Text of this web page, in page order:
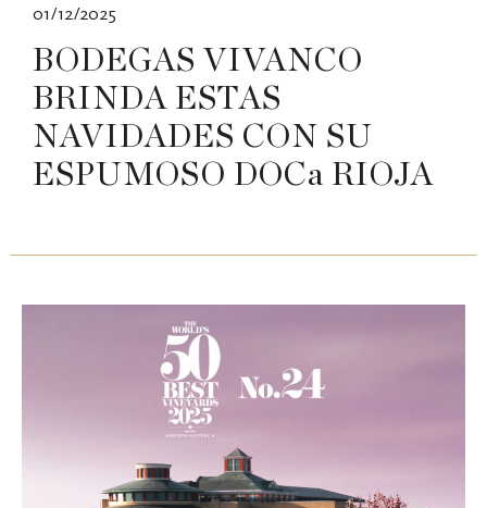
01/12/2025
BODEGAS VIVANCO
BRINDA ESTAS
NAVIDADES CON SU
ESPUMOSO DOCa RIOJA